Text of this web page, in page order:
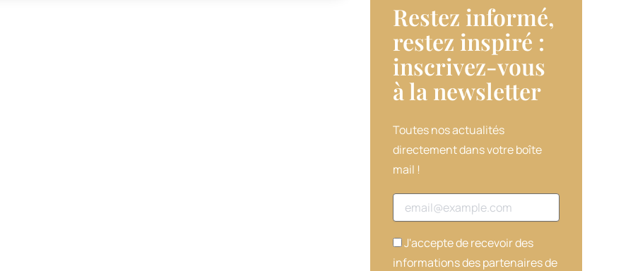
Restez informé,
restez inspiré :
inscrivez-vous
à la newsletter​
Toutes nos actualités
directement dans votre boîte
mail !
Adresse email
J'accepte de recevoir des
informations des partenaires de